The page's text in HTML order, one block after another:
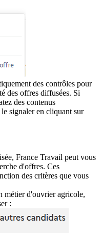
des contrôles pour
des offres diffusées. Si
des contenus
signaler en cliquant sur
France Travail peut vous
d'offres. Ces
des critères que vous
métier d'ouvrier agricole,
: